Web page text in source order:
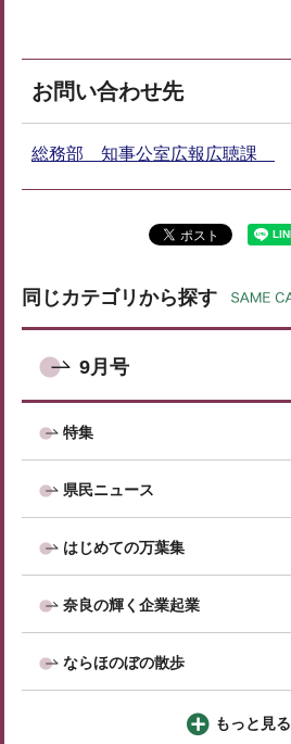
お問い合わせ先
総務部 知事公室広報広聴課
同じカテゴリから探す
9月号
特集
県民ニュース
はじめての万葉集
奈良の輝く企業起業
ならほのぼの散歩
もっと見る